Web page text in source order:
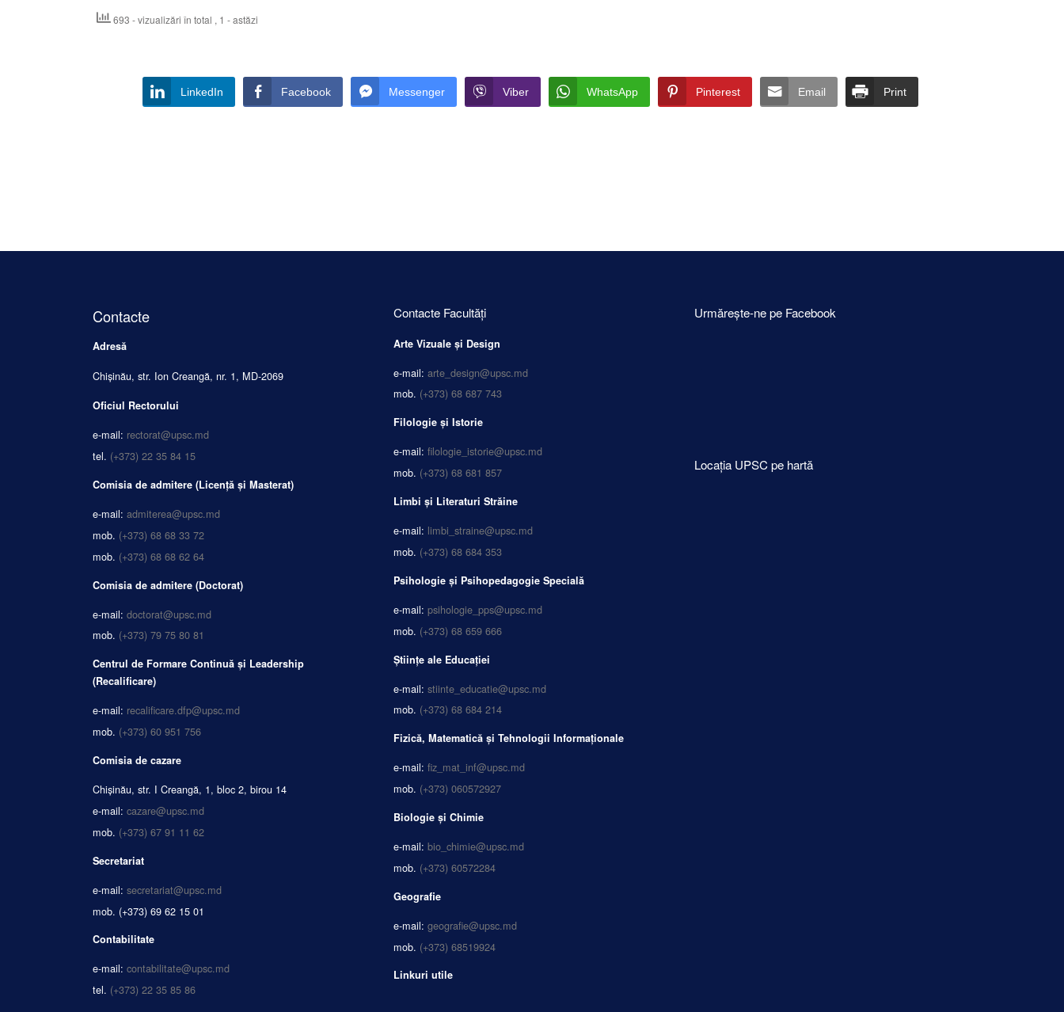
693 - vizualizări în total , 1 - astăzi
LinkedIn Facebook Messenger Viber WhatsApp Pinterest Email Print
Contacte
Adresă
Chișinău, str. Ion Creangă, nr. 1, MD-2069
Oficiul Rectorului
e-mail: rectorat@upsc.md
tel. (+373) 22 35 84 15
Comisia de admitere (Licență și Masterat)
e-mail: admiterea@upsc.md
mob. (+373) 68 68 33 72
mob. (+373) 68 68 62 64
Comisia de admitere (Doctorat)
e-mail: doctorat@upsc.md
mob. (+373) 79 75 80 81
Centrul de Formare Continuă și Leadership
(Recalificare)
e-mail: recalificare.dfp@upsc.md
mob. (+373) 60 951 756
Comisia de cazare
Chișinău, str. I Creangă, 1, bloc 2, birou 14
e-mail: cazare@upsc.md
mob. (+373) 67 91 11 62
Secretariat
e-mail: secretariat@upsc.md
mob. (+373) 69 62 15 01
Contabilitate
e-mail: contabilitate@upsc.md
tel. (+373) 22 35 85 86
Contacte Facultăți
Arte Vizuale și Design
e-mail: arte_design@upsc.md
mob. (+373) 68 687 743
Filologie și Istorie
e-mail: filologie_istorie@upsc.md
mob. (+373) 68 681 857
Limbi și Literaturi Străine
e-mail: limbi_straine@upsc.md
mob. (+373) 68 684 353
Psihologie și Psihopedagogie Specială
e-mail: psihologie_pps@upsc.md
mob. (+373) 68 659 666
Științe ale Educației
e-mail: stiinte_educatie@upsc.md
mob. (+373) 68 684 214
Fizică, Matematică și Tehnologii Informaționale
e-mail: fiz_mat_inf@upsc.md
mob. (+373) 060572927
Biologie și Chimie
e-mail: bio_chimie@upsc.md
mob. (+373) 60572284
Geografie
e-mail: geografie@upsc.md
mob. (+373) 68519924
Linkuri utile
Urmărește-ne pe Facebook
Locația UPSC pe hartă